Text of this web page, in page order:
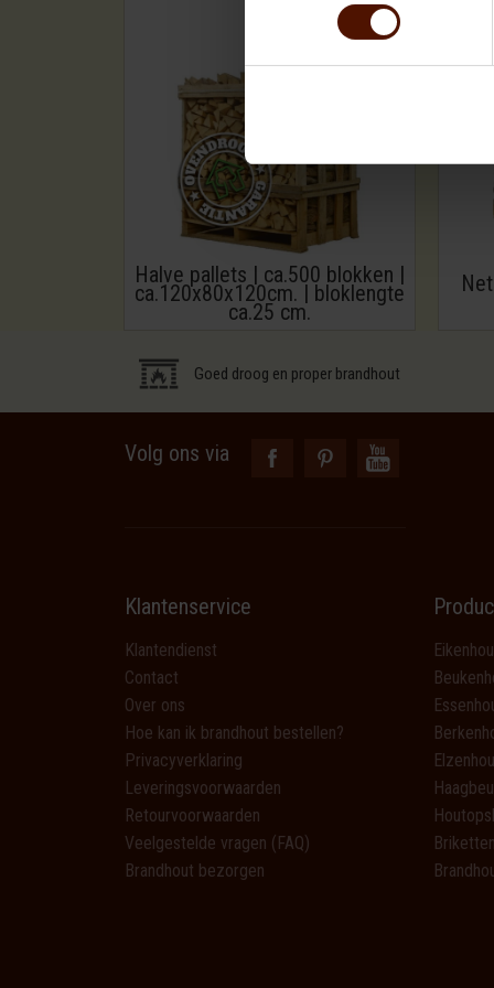
Halve pallets | ca.500 blokken |
ca.120x80x120cm. | bloklengte
ca.25 cm.
Goed droog en proper brandhout
Volg ons via
Klantenservice
Klantendienst
Contact
Over ons
Hoe kan ik brandhout bestellen?
Privacyverklaring
Leveringsvoorwaarden
Retourvoorwaarden
Veelgestelde vragen (FAQ)
Brandhout bezorgen
Briketten